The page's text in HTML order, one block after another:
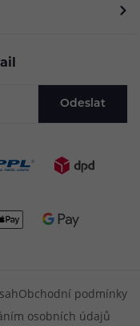
Odeslat
Obchodní podmínky
osobních údajů